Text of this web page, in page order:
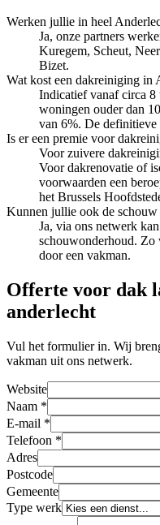
Werken jullie in heel
Ja, onze partners
Kuregem, Scheut,
Bizet.
Wat kost een dakreiniging in
Indicatief vanaf circa
woningen ouder dan
van 6%. De definitieve
Is er een premie voor
Voor zuivere
Voor dakrenovatie of
voorwaarden een
het Brussels
Kunnen jullie ook de schouw
Ja, via ons netwerk
schouwonderhoud. Zo
door een vakman.
Offerte voor dak
anderlecht
Vul het formulier in. Wij
vakman uit ons netwerk.
Website
Naam *
E-mail *
Telefoon *
Adres
Postcode
Gemeente
Type werk